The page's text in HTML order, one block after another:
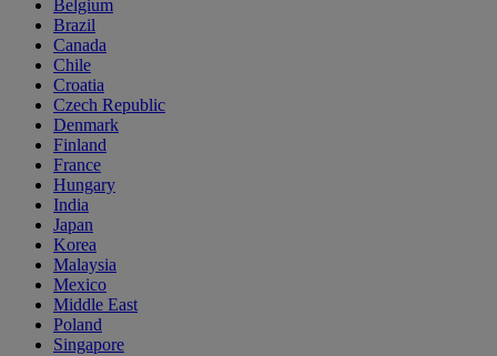
Belgium
Brazil
Canada
Chile
Croatia
Czech Republic
Denmark
Finland
France
Hungary
India
Japan
Korea
Malaysia
Mexico
Middle East
Poland
Singapore